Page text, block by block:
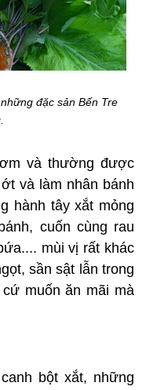
đặc sản Bến Tre
và thường được
và làm nhân bánh
hành tây xắt mỏng
cuốn cùng rau
mùi vị rất khác
sần sật lẫn trong
muốn ăn mãi mà
bột xắt, những